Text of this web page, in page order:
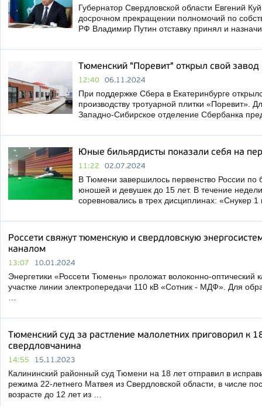
Губернатор Свердловской области Евгений
досрочном прекращении полномочий по
РФ Владимир Путин отставку принял и
Тюменский "Поревит" открыл свой завод
12:40 06.11.2024
При поддержке Сбера в Екатеринбурге
производству тротуарной плитки «Поревит».
Западно-Сибирское отделение Сбербанка
Юные бильярдисты показали себя на
11:22 02.07.2024
В Тюмени завершилось первенство России по
юношей и девушек до 15 лет. В течение
соревновались в трех дисциплинах: «Снукер
Россети свяжут тюменскую и свердловскую
каналом
13:07 10.01.2024
Энергетики «Россети Тюмень» проложат волоконно-оптический
участке линии электропередачи 110 кВ «Сотник - МДФ». Для
Тюменский суд за растление малолетних приговорил к
свердловчанина
14:55 15.11.2023
Калининский районный суд Тюмени на 18 лет отправил в
режима 22-летнего Матвея из Свердловской области, в числе
возрасте до 12 лет из …